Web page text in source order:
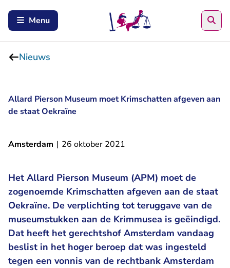
Menu
Nieuws
Allard Pierson Museum moet Krimschatten afgeven aan
de staat Oekraïne
Amsterdam | 26 oktober 2021
Het Allard Pierson Museum (APM) moet de
zogenoemde Krimschatten afgeven aan de staat
Oekraïne. De verplichting tot teruggave van de
museumstukken aan de Krimmusea is geëindigd.
Dat heeft het gerechtshof Amsterdam vandaag
beslist in het hoger beroep dat was ingesteld
tegen een vonnis van de rechtbank Amsterdam